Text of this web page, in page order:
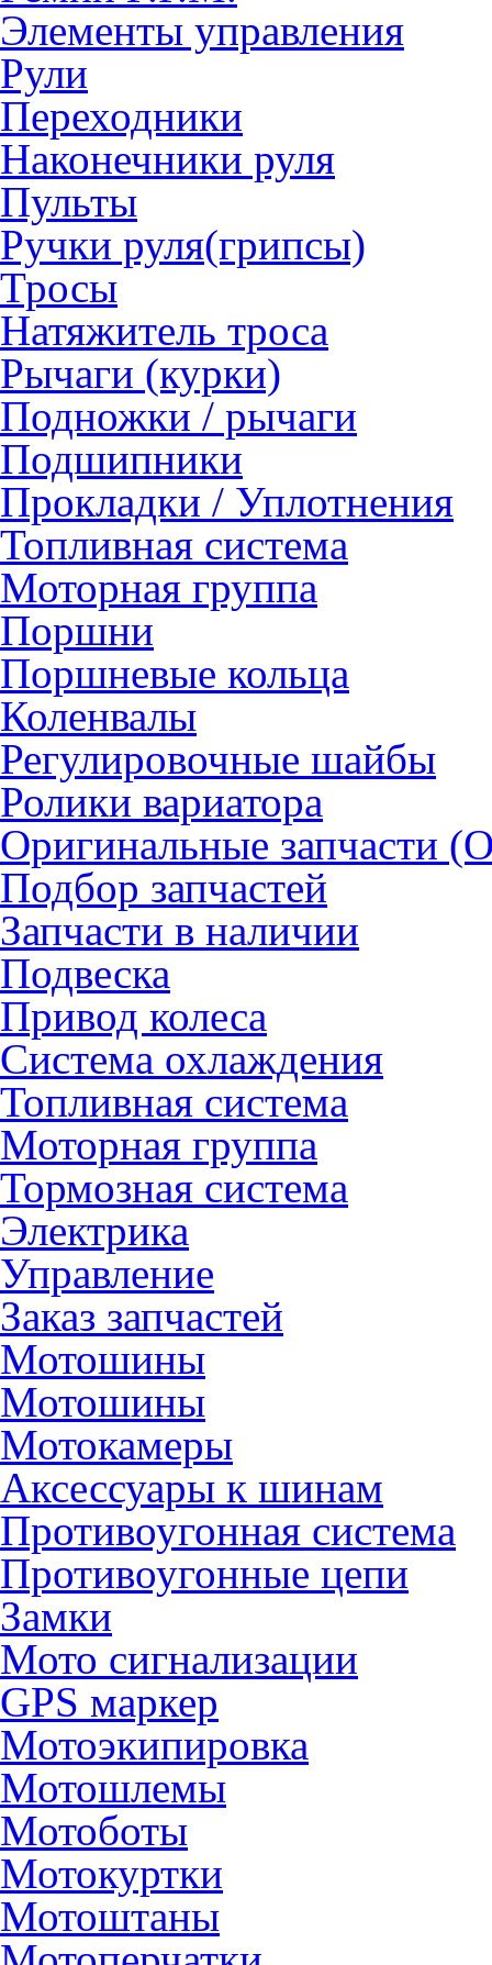
Элементы управления
Рули
Переходники
Наконечники руля
Пульты
Ручки руля(грипсы)
Тросы
Натяжитель троса
Рычаги (курки)
Подножки / рычаги
Подшипники
Прокладки / Уплотнения
Топливная система
Моторная группа
Поршни
Поршневые кольца
Коленвалы
Регулировочные шайбы
Ролики вариатора
Оригинальные запчасти
Подбор запчастей
Запчасти в наличии
Подвеска
Привод колеса
Система охлаждения
Топливная система
Моторная группа
Тормозная система
Электрика
Управление
Заказ запчастей
Мотошины
Мотошины
Мотокамеры
Аксессуары к шинам
Противоугонная система
Противоугонные цепи
Замки
Мото сигнализации
GPS маркер
Мотоэкипировка
Мотошлемы
Мотоботы
Мотокуртки
Мотоштаны